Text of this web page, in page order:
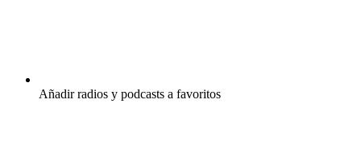
Añadir radios y podcasts a favoritos